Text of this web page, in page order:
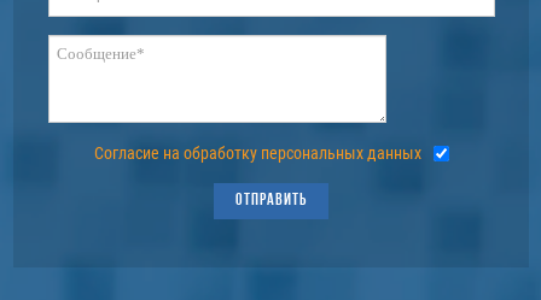
Согласие на обработку персональных данных
ОТПРАВИТЬ